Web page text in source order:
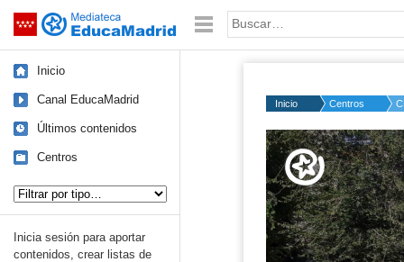
Saltar navegación Palabra o frase:
Inicio
Canal EducaMadrid
Últimos contenidos
Centros
Inicia sesión para aportar
contenidos, crear listas de
Inicio Centros
Volume
50%